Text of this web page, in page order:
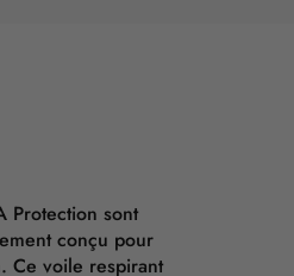
Protection sont
conçu pour
Ce voile respirant